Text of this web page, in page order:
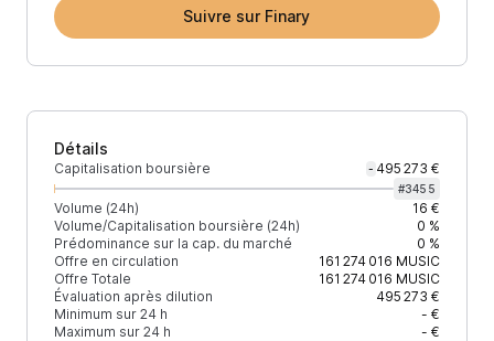
Suivre sur Finary
Détails
Capitalisation boursière - 495 273 €
#3455
Volume (24h)
16 €
Volume/Capitalisation boursière (24h)
0 %
Prédominance sur la cap. du marché
0 %
Offre en circulation
161 274 016 MUSIC
Offre Totale
161 274 016 MUSIC
Évaluation après dilution
495 273 €
Minimum sur 24 h
- €
Maximum sur 24 h
- €